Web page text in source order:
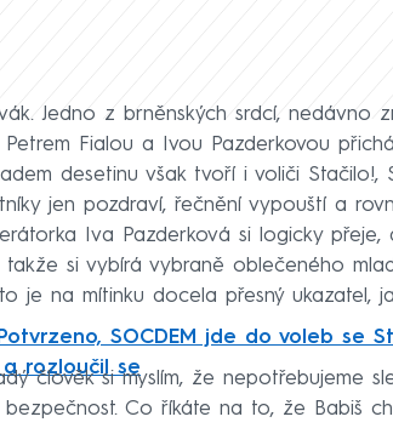
Jedno z brněnských srdcí, nedávno
Fialou a Ivou Pazderkovou
desetinu však tvoří i voliči Stačilo!,
jen pozdraví, řečnění vypouští a
Iva Pazderková si logicky přeje,
takže si vybírá vybraně oblečeného
je na mítinku docela přesný ukazatel,
Potvrzeno, SOCDEM jde do voleb se
rozloučil se
člověk si myslím, že nepotřebujeme
bezpečnost. Co říkáte na to, že Babiš